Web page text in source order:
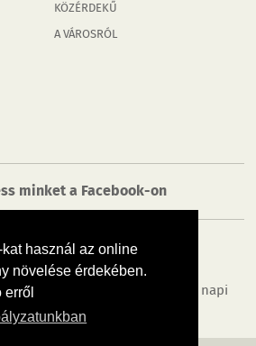
használ az online
növelése érdekében.
KÖZÉRDEKŰ
A VÁROSRÓL
minket a Facebook-on
Hírek, programok, képek, napi
ami Győr